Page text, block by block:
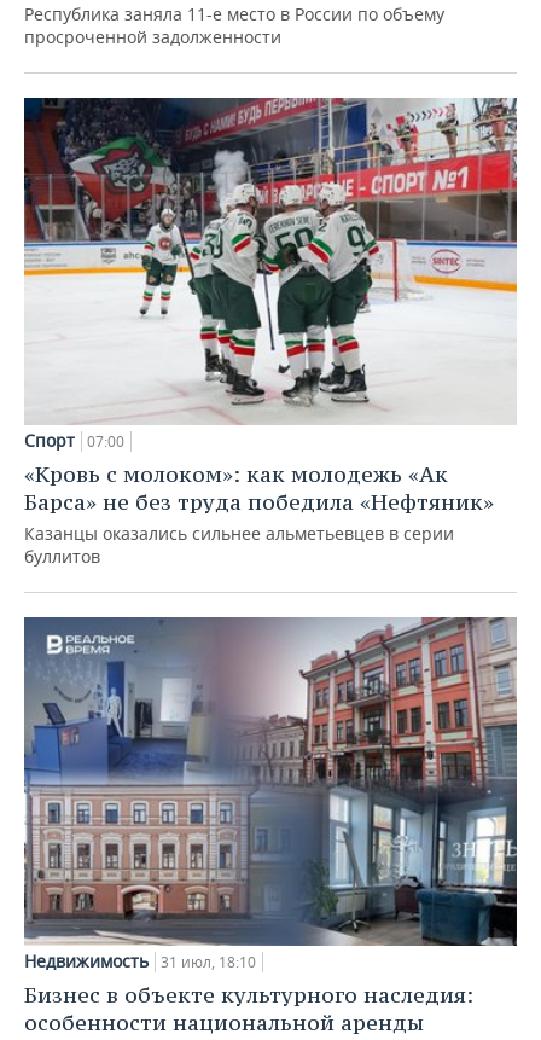
Республика заняла 11-е место в России по объему
просроченной задолженности
Спорт 07:00
«Кровь с молоком»: как молодежь «Ак
Барса» не без труда победила «Нефтяник»
Казанцы оказались сильнее альметьевцев в серии
буллитов
Недвижимость 31 июл, 18:10
Бизнес в объекте культурного наследия:
особенности национальной аренды